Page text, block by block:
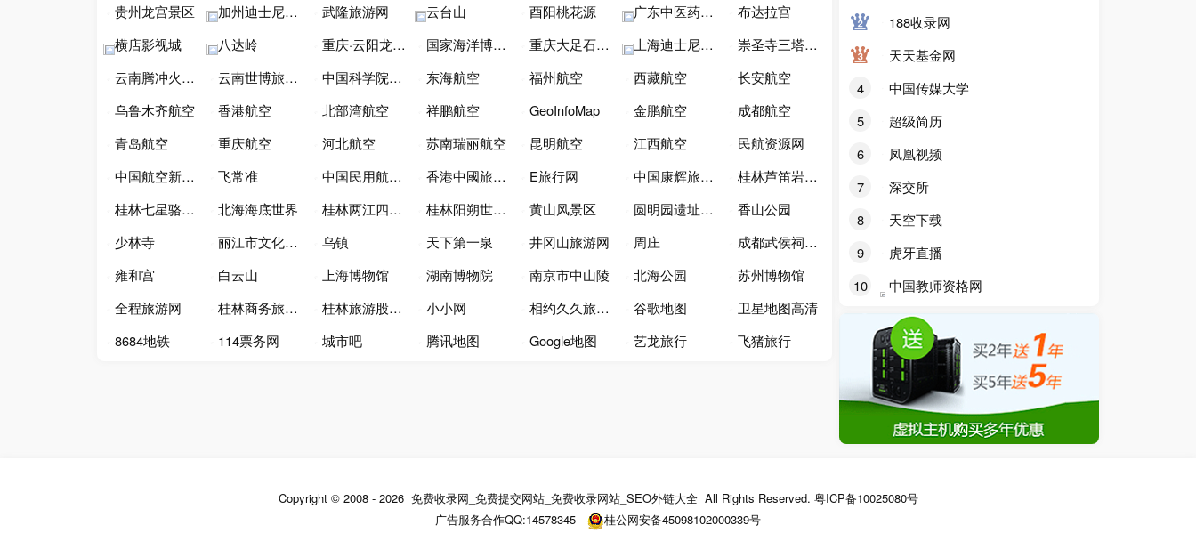
贵州龙宫景区
加州迪士尼乐园 武隆旅游网 云台山 酉阳桃花源 广东中医药博物馆
布达拉宫
横店影视城
八达岭 重庆·云阳龙缸景区 国家海洋博物馆 重庆大足石刻景区 上海迪士尼度假区
崇圣寺三塔文化旅游区
云南腾冲火山热海
云南世博旅游景区 中国科学院西双版纳热带植物园 东海航空 福州航空 西藏航空
长安航空
乌鲁木齐航空
香港航空 北部湾航空 祥鹏航空 GeoInfoMap 金鹏航空
成都航空
青岛航空
重庆航空 河北航空 苏南瑞丽航空 昆明航空 江西航空
民航资源网
中国航空新闻网
飞常准 中国民用航空局 香港中國旅行社 E旅行网 中国康辉旅游网
桂林芦笛岩景区
桂林七星骆驼山景区
北海海底世界 桂林两江四湖·象山 桂林阳朔世外桃源景区 黄山风景区 圆明园遗址公园
香山公园
少林寺
丽江市文化和旅游局 乌镇 天下第一泉 井冈山旅游网 周庄
成都武侯祠博物馆
雍和宫
白云山 上海博物馆 湖南博物院 南京市中山陵 北海公园
苏州博物馆
全程旅游网
桂林商务旅游网 桂林旅游股份有限公司 小小网 相约久久旅游网 谷歌地图
卫星地图高清
8684地铁
114票务网 城市吧 腾讯地图 Google地图 艺龙旅行 飞猪旅行
188收录网
天天基金网
4
中国传媒大学
5
超级简历
6
凤凰视频
7
深交所
8
天空下载
9
虎牙直播
10
中国教师资格网
Copyright © 2008 - 2026 免费收录网_免费提交网站_免费收录网站_SEO外链大全All Rights Reserved. 粤ICP备10025080号
广告服务合作QQ:14578345
桂公网安备45098102000339号